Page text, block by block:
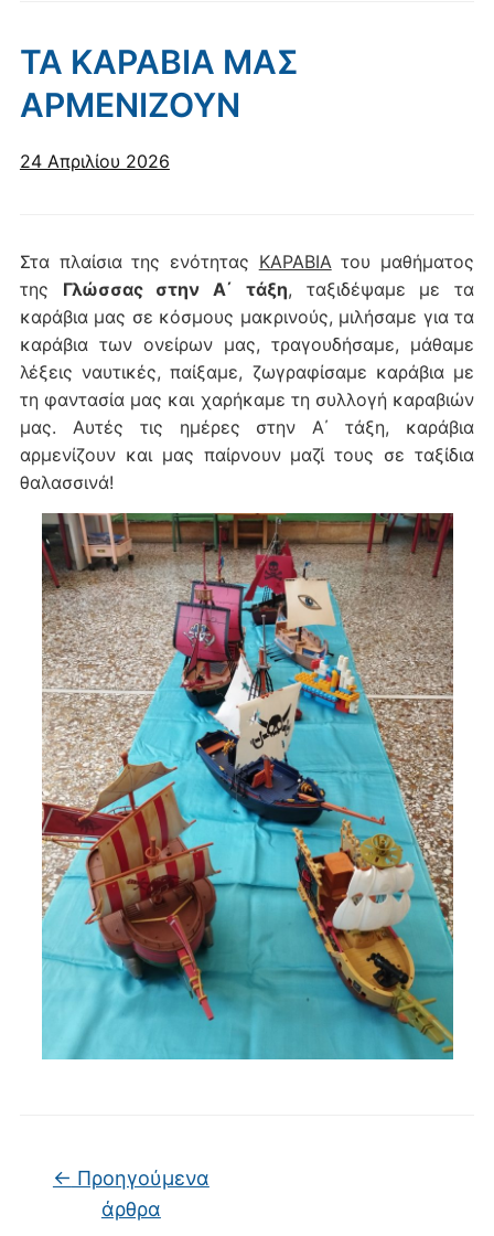
ΤΑ ΚΑΡΑΒΙΑ ΜΑΣ
ΑΡΜΕΝΙΖΟΥΝ
24 Απριλίου 2026
Στα πλαίσια της ενότητας ΚΑΡΑΒΙΑ του μαθήματος
της Γλώσσας στην Α΄ τάξη, ταξιδέψαμε με τα
καράβια μας σε κόσμους μακρινούς, μιλήσαμε για τα
καράβια των ονείρων μας, τραγουδήσαμε, μάθαμε
λέξεις ναυτικές, παίξαμε, ζωγραφίσαμε καράβια με
τη φαντασία μας και χαρήκαμε τη συλλογή καραβιών
μας. Αυτές τις ημέρες στην Α΄ τάξη, καράβια
αρμενίζουν και μας παίρνουν μαζί τους σε ταξίδια
θαλασσινά!
Πλοήγηση άρθρων
← Προηγούμενα
άρθρα